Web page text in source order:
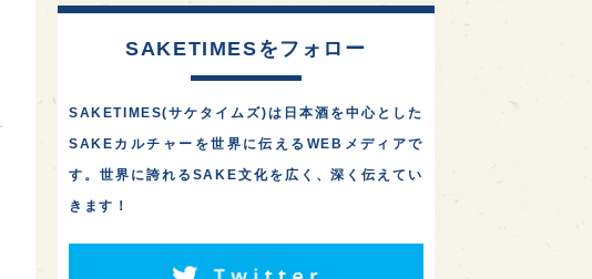
SAKETIMESをフォロー
SAKETIMES(サケタイムズ)は日本酒を中心とした
SAKEカルチャーを世界に伝えるWEBメディアで
す。世界に誇れるSAKE文化を広く、深く伝えてい
きます！